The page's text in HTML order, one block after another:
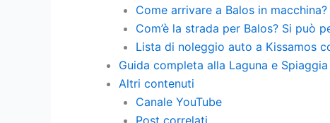
Come arrivare a Balos in macchina?
Com’è la strada per Balos? Si può
Lista di noleggio auto a Kissamos
Guida completa alla Laguna e
Altri contenuti
Canale YouTube